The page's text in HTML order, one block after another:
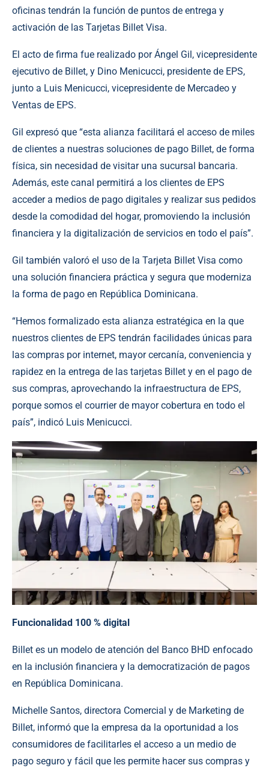
oficinas tendrán la función de puntos de entrega y
activación de las Tarjetas Billet Visa.
El acto de firma fue realizado por Ángel Gil, vicepresidente
ejecutivo de Billet, y Dino Menicucci, presidente de EPS,
junto a Luis Menicucci, vicepresidente de Mercadeo y
Ventas de EPS.
Gil expresó que “esta alianza facilitará el acceso de miles
de clientes a nuestras soluciones de pago Billet, de forma
física, sin necesidad de visitar una sucursal bancaria.
Además, este canal permitirá a los clientes de EPS
acceder a medios de pago digitales y realizar sus pedidos
desde la comodidad del hogar, promoviendo la inclusión
financiera y la digitalización de servicios en todo el país”.
Gil también valoró el uso de la Tarjeta Billet Visa como
una solución financiera práctica y segura que moderniza
la forma de pago en República Dominicana.
“Hemos formalizado esta alianza estratégica en la que
nuestros clientes de EPS tendrán facilidades únicas para
las compras por internet, mayor cercanía, conveniencia y
rapidez en la entrega de las tarjetas Billet y en el pago de
sus compras, aprovechando la infraestructura de EPS,
porque somos el courrier de mayor cobertura en todo el
país”, indicó Luis Menicucci.
Funcionalidad 100 % digital
Billet es un modelo de atención del Banco BHD enfocado
en la inclusión financiera y la democratización de pagos
en República Dominicana.
Michelle Santos, directora Comercial y de Marketing de
Billet, informó que la empresa da la oportunidad a los
consumidores de facilitarles el acceso a un medio de
pago seguro y fácil que les permite hacer sus compras y